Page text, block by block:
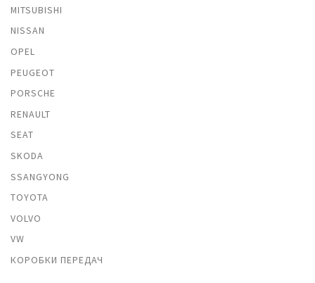
MITSUBISHI
NISSAN
OPEL
PEUGEOT
PORSCHE
RENAULT
SEAT
SKODA
SSANGYONG
TOYOTA
VOLVO
VW
КОРОБКИ ПЕРЕДАЧ